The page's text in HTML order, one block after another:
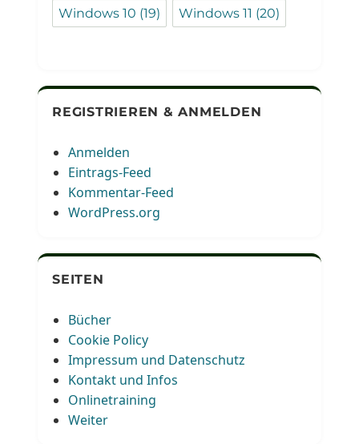
Windows 10 (19) Windows 11 (20)
REGISTRIEREN & ANMELDEN
Anmelden
Eintrags-Feed
Kommentar-Feed
WordPress.org
SEITEN
Bücher
Cookie Policy
Impressum und Datenschutz
Kontakt und Infos
Onlinetraining
Weiter